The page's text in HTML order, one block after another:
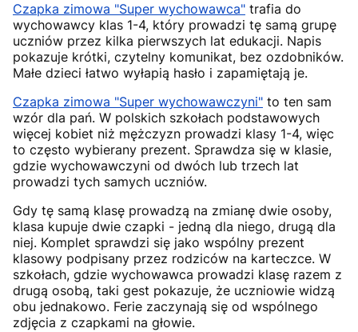
Czapka zimowa "Super wychowawca" trafia do
wychowawcy klas 1-4, który prowadzi tę samą grupę
uczniów przez kilka pierwszych lat edukacji. Napis
pokazuje krótki, czytelny komunikat, bez ozdobników.
Małe dzieci łatwo wyłapią hasło i zapamiętają je.
Czapka zimowa "Super wychowawczyni" to ten sam
wzór dla pań. W polskich szkołach podstawowych
więcej kobiet niż mężczyzn prowadzi klasy 1-4, więc
to często wybierany prezent. Sprawdza się w klasie,
gdzie wychowawczyni od dwóch lub trzech lat
prowadzi tych samych uczniów.
Gdy tę samą klasę prowadzą na zmianę dwie osoby,
klasa kupuje dwie czapki - jedną dla niego, drugą dla
niej. Komplet sprawdzi się jako wspólny prezent
klasowy podpisany przez rodziców na karteczce. W
szkołach, gdzie wychowawca prowadzi klasę razem z
drugą osobą, taki gest pokazuje, że uczniowie widzą
obu jednakowo. Ferie zaczynają się od wspólnego
zdjęcia z czapkami na głowie.